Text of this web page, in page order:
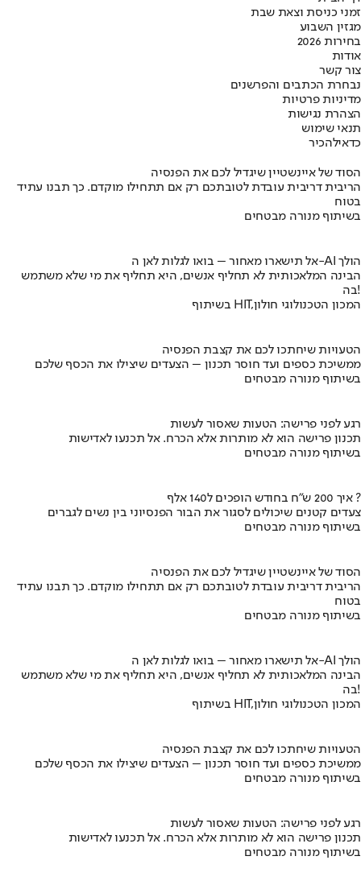
זמני כניסת וצאת שבת
מגזין השבוע
בחירות 2026
אודות
צור קשר
נבחרת הכתבים והפרשנים
מדיניות פרטיות
הצהרת נגישות
תנאי שימוש
כדאילהכיר
הסוד של איינשטיין שיגדיל לכם את הפנסיה
הריבית דריבית עובדת לטובתכם רק אם תתחילו מוקדם. כך תבנו עתיד
בטוח
בשיתוף מנורה מבטחים
אל תישארו מאחור – בואו לגלות לאן ה-AI הולך
הבינה המלאכותית לא תחליף אנשים, היא תחליף את מי שלא משתמש
בה!
בשיתוף HIT,המכון הטכנולוגי חולון
הטעויות שיחתכו לכם את קצבת הפנסיה
ממשיכת כספים ועד חוסר תכנון – הצעדים שיצילו את הכסף שלכם
בשיתוף מנורה מבטחים
רגע לפני פרישה: הטעות שאסור לעשות
תכנון פרישה הוא לא מותרות אלא הכרח. אל תכנעו לאדישות
בשיתוף מנורה מבטחים
איך 200 ש"ח בחודש הופכים ל140 אלף ?
צעדים קטנים שיכולים לסגור את הבור הפנסיוני בין נשים לגברים
בשיתוף מנורה מבטחים
הסוד של איינשטיין שיגדיל לכם את הפנסיה
הריבית דריבית עובדת לטובתכם רק אם תתחילו מוקדם. כך תבנו עתיד
בטוח
בשיתוף מנורה מבטחים
אל תישארו מאחור – בואו לגלות לאן ה-AI הולך
הבינה המלאכותית לא תחליף אנשים, היא תחליף את מי שלא משתמש
בה!
בשיתוף HIT,המכון הטכנולוגי חולון
הטעויות שיחתכו לכם את קצבת הפנסיה
ממשיכת כספים ועד חוסר תכנון – הצעדים שיצילו את הכסף שלכם
בשיתוף מנורה מבטחים
רגע לפני פרישה: הטעות שאסור לעשות
תכנון פרישה הוא לא מותרות אלא הכרח. אל תכנעו לאדישות
בשיתוף מנורה מבטחים